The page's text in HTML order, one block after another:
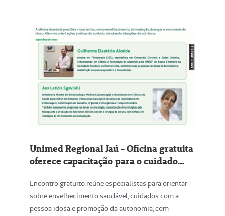
Unimed Regional Jaú - Oficina gratuita
oferece capacitação para o cuidado
Encontro gratuito reúne especialistas para orientar
sobre envelhecimento saudável, cuidados com a
pessoa idosa e promoção da autonomia, com